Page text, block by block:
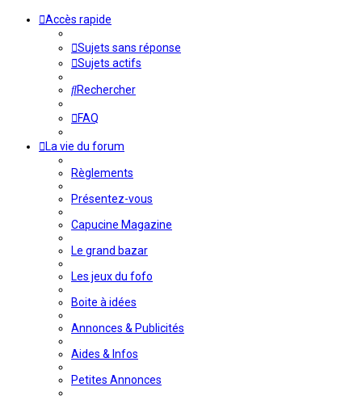
Accès rapide
Sujets sans réponse
Sujets actifs
Rechercher
FAQ
La vie du forum
Règlements
Présentez-vous
Capucine Magazine
Le grand bazar
Les jeux du fofo
Boite à idées
Annonces & Publicités
Aides & Infos
Petites Annonces